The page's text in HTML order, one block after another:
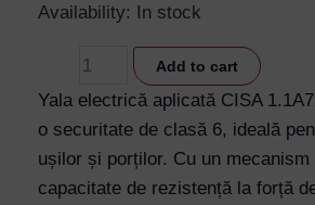
Availability: In stock
Yala
Aplicată
CISA
1.1A721.00.0
Clasa
Securitate
Add to cart
Yala electrică aplicată CISA
o securitate de clasă 6, ideală
ușilor și porților. Cu un
capacitate de rezistență la forță